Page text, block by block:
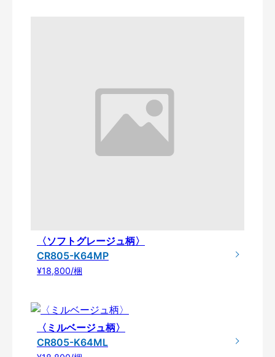
〈ソフトグレージュ柄〉
CR805-K64MP
¥18,800/梱
〈ミルベージュ柄〉
CR805-K64ML